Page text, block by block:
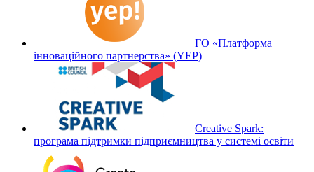
ГО «Платформа
інноваційного партнерства» (YEP)
Creative Spark:
програма підтримки підприємництва у системі освіти